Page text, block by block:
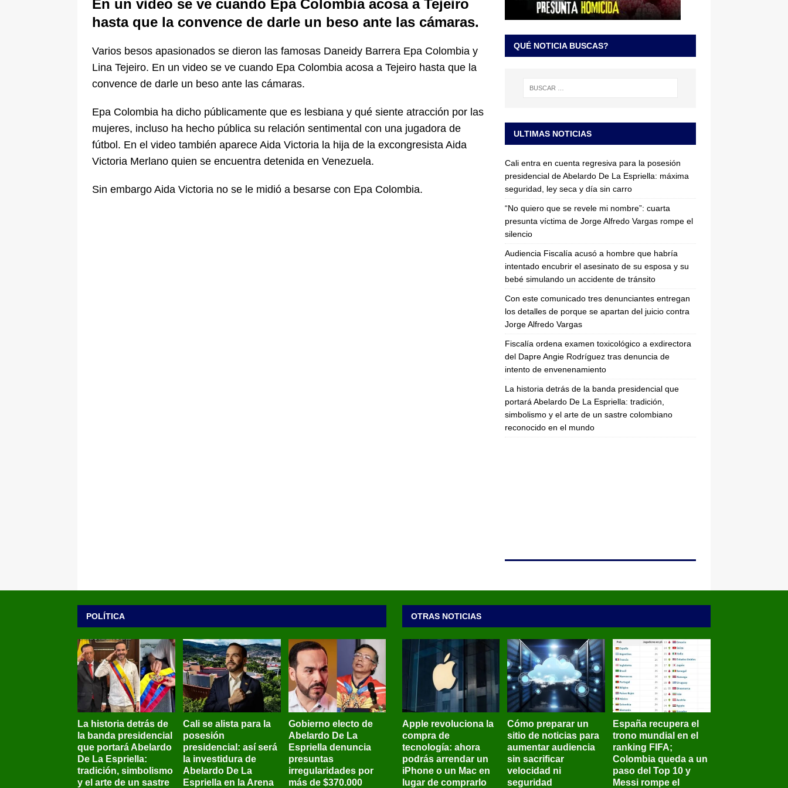
[ 5 de agosto de 2026 ] Fiscalía ordena examen toxicológico a exdirectora del Dapre Angie Rodríguez
En un video se ve cuando Epa Colombia acosa a Tejeiro
hasta que la convence de darle un beso ante las cámaras.
Varios besos apasionados se dieron las famosas Daneidy Barrera Epa Colombia y
Lina Tejeiro. En un video se ve cuando Epa Colombia acosa a Tejeiro hasta que la
convence de darle un beso ante las cámaras.
Epa Colombia ha dicho públicamente que es lesbiana y qué siente atracción por las
mujeres, incluso ha hecho pública su relación sentimental con una jugadora de
fútbol. En el video también aparece Aida Victoria la hija de la excongresista Aida
Victoria Merlano quien se encuentra detenida en Venezuela.
Sin embargo Aida Victoria no se le midió a besarse con Epa Colombia.
QUÉ NOTICIA BUSCAS?
ULTIMAS NOTICIAS
Cali entra en cuenta regresiva para la posesión
presidencial de Abelardo De La Espriella: máxima
seguridad, ley seca y día sin carro
“No quiero que se revele mi nombre”: cuarta
presunta víctima de Jorge Alfredo Vargas rompe el
silencio
Audiencia Fiscalía acusó a hombre que habría
intentado encubrir el asesinato de su esposa y su
bebé simulando un accidente de tránsito
Con este comunicado tres denunciantes entregan
los detalles de porque se apartan del juicio contra
Jorge Alfredo Vargas
Fiscalía ordena examen toxicológico a exdirectora
del Dapre Angie Rodríguez tras denuncia de
intento de envenenamiento
La historia detrás de la banda presidencial que
portará Abelardo De La Espriella: tradición,
simbolismo y el arte de un sastre colombiano
reconocido en el mundo
POLÍTICA
La historia detrás de
la banda presidencial
que portará Abelardo
De La Espriella:
tradición, simbolismo
y el arte de un sastre
Cali se alista para la
posesión
presidencial: así será
la investidura de
Abelardo De La
Espriella en la Arena
Gobierno electo de
Abelardo De La
Espriella denuncia
presuntas
irregularidades por
más de $370.000
OTRAS NOTICIAS
Apple revoluciona la
compra de
tecnología: ahora
podrás arrendar un
iPhone o un Mac en
lugar de comprarlo
Cómo preparar un
sitio de noticias para
aumentar audiencia
sin sacrificar
velocidad ni
seguridad
España recupera el
trono mundial en el
ranking FIFA;
Colombia queda a un
paso del Top 10 y
Messi rompe el